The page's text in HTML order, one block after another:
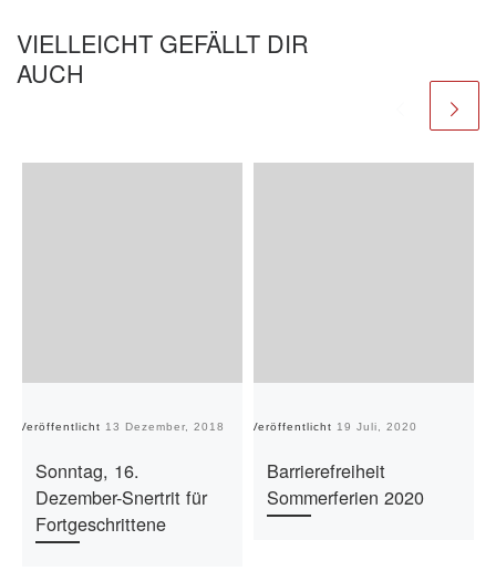
VIELLEICHT GEFÄLLT DIR
AUCH
Veröffentlicht 13 Dezember, 2018
Sonntag, 16.
Dezember-Snertrit für
Fortgeschrittene
Veröffentlicht 19 Juli, 2020
Barrierefreiheit
Sommerferien 2020